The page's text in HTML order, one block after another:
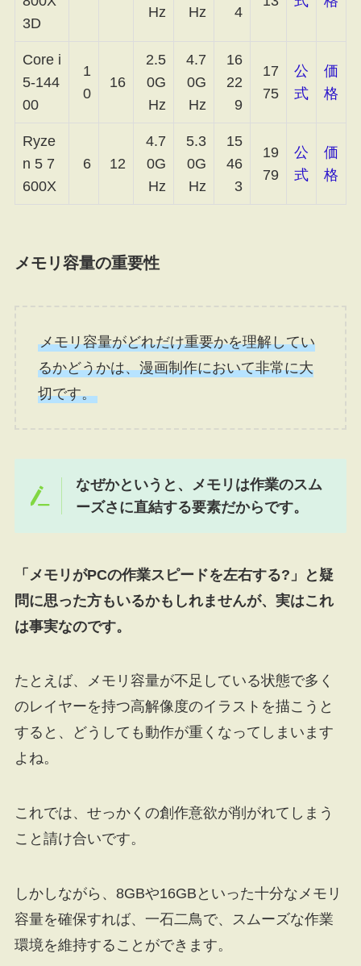
3D
Hz Hz 4
Core i
5-144
00
1
0
16
2.5
0G
Hz
4.7
0G
Hz
16
22
9
17
75
公
式
価
格
Ryze
n 5 7
600X
6 12
4.7
0G
Hz
5.3
0G
Hz
15
46
3
19
79
公
式
価
格
メモリ容量の重要性
メモリ容量がどれだけ重要かを理解してい
るかどうかは、漫画制作において非常に大
切です。
なぜかというと、メモリは作業のスム
ーズさに直結する要素だからです。
「メモリがPCの作業スピードを左右する?」と疑
問に思った方もいるかもしれませんが、実はこれ
は事実なのです。
たとえば、メモリ容量が不足している状態で多く
のレイヤーを持つ高解像度のイラストを描こうと
すると、どうしても動作が重くなってしまいます
よね。
これでは、せっかくの創作意欲が削がれてしまう
こと請け合いです。
しかしながら、8GBや16GBといった十分なメモリ
容量を確保すれば、一石二鳥で、スムーズな作業
環境を維持することができます。